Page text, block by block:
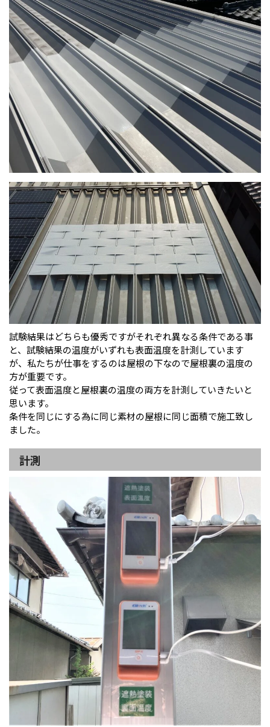
試験結果はどちらも優秀ですがそれぞれ異なる条件である事
と、試験結果の温度がいずれも表面温度を計測しています
が、私たちが仕事をするのは屋根の下なので屋根裏の温度の
方が重要です。
従って表面温度と屋根裏の温度の両方を計測していきたいと
思います。
条件を同じにする為に同じ素材の屋根に同じ面積で施工致し
ました。
計測